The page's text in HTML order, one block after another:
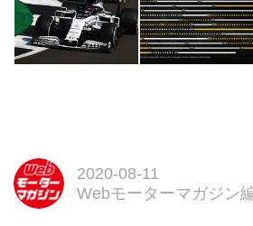
2020-08-11
Webモーターマガジン